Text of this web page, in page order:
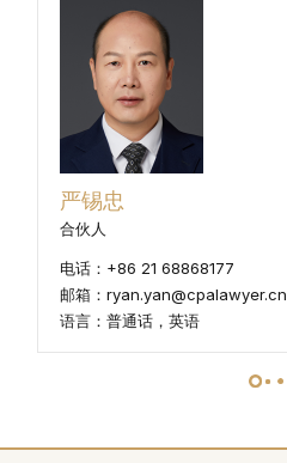
严锡忠
合伙人
电话：+86 21 68868177
邮箱：ryan.yan@cpalawyer.cn
语言：普通话，英语